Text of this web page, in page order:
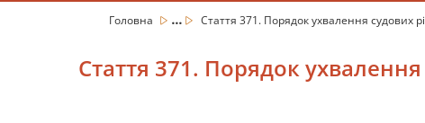
Головна ... Стаття 371. Порядок ухвалення судових
Стаття 371. Порядок